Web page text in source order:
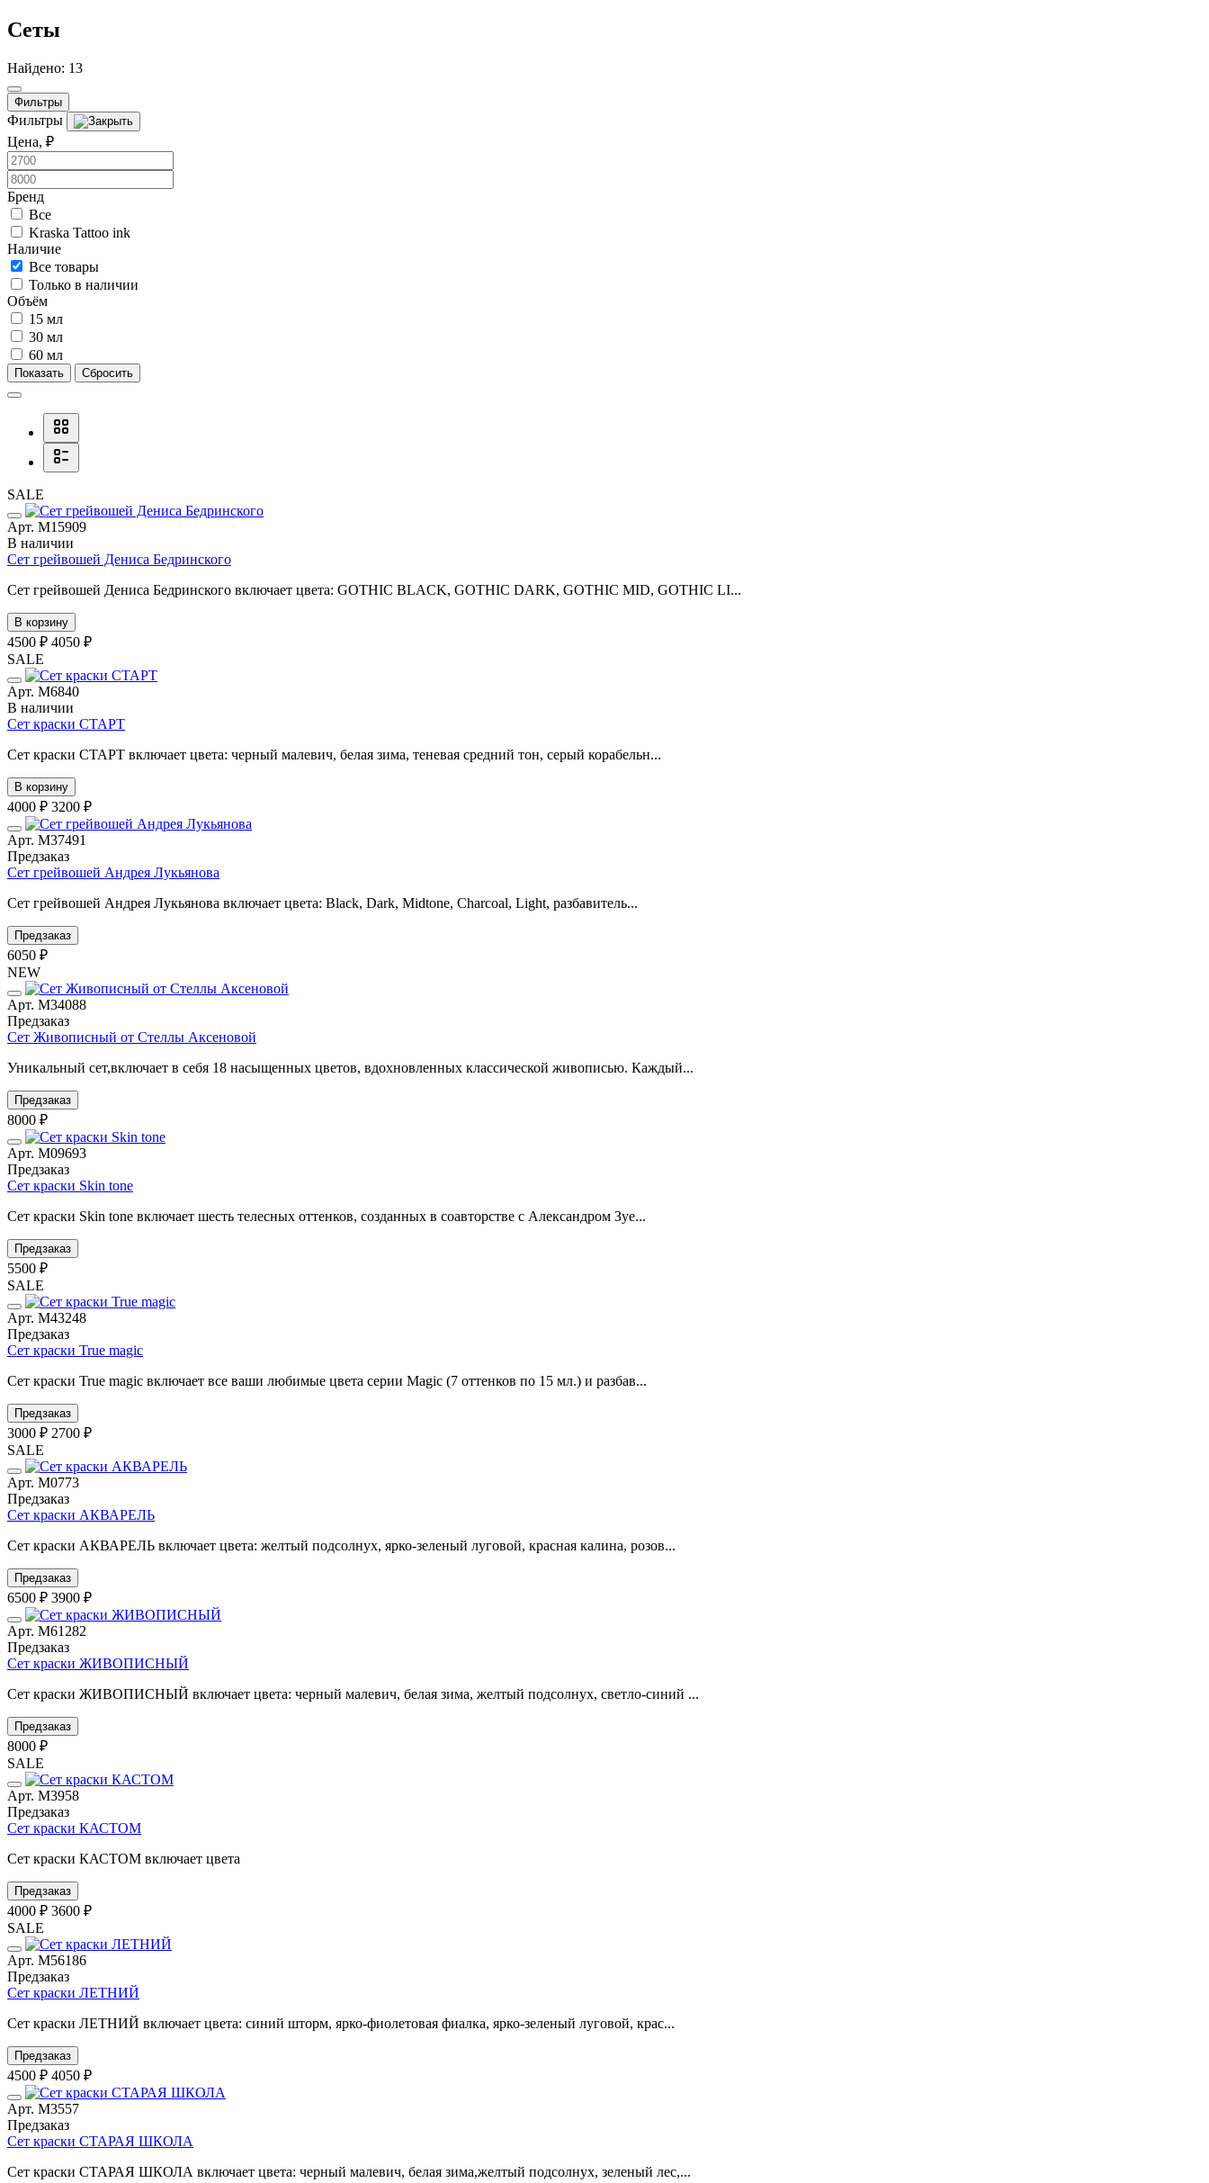
Сеты
Найдено: 13
Фильтры
Фильтры
Цена, ₽
Бренд
Все
Kraska Tattoo ink
Наличие
Все товары
Только в наличии
Объём
15 мл
30 мл
60 мл
Показать Сбросить
SALE
Арт. М15909
В наличии
Сет грейвошей Дениса Бедринского
Сет грейвошей Дениса Бедринского включает цвета: GOTHIC BLACK, GOTHIC DARK, GOTHIC MID, GOTHIC LI...
В корзину
4500 ₽ 4050 ₽
SALE
Арт. М6840
В наличии
Сет краски СТАРТ
Сет краски СТАРТ включает цвета: черный малевич, белая зима, теневая средний тон, серый корабельн...
В корзину
4000 ₽ 3200 ₽
Арт. М37491
Предзаказ
Сет грейвошей Андрея Лукьянова
Сет грейвошей Андрея Лукьянова включает цвета: Black, Dark, Midtone, Charcoal, Light, разбавитель...
Предзаказ
6050 ₽
NEW
Арт. М34088
Предзаказ
Сет Живописный от Стеллы Аксеновой
Уникальный сет,включает в себя 18 насыщенных цветов, вдохновленных классической живописью. Каждый...
Предзаказ
8000 ₽
Арт. М09693
Предзаказ
Сет краски Skin tone
Сет краски Skin tone включает шесть телесных оттенков, созданных в соавторстве с Александром Зуе...
Предзаказ
5500 ₽
SALE
Арт. М43248
Предзаказ
Сет краски True magic
Сет краски True magic включает все ваши любимые цвета серии Magic (7 оттенков по 15 мл.) и разбав...
Предзаказ
3000 ₽ 2700 ₽
SALE
Арт. М0773
Предзаказ
Сет краски АКВАРЕЛЬ
Сет краски АКВАРЕЛЬ включает цвета: желтый подсолнух, ярко-зеленый луговой, красная калина, розов...
Предзаказ
6500 ₽ 3900 ₽
Арт. М61282
Предзаказ
Сет краски ЖИВОПИСНЫЙ
Сет краски ЖИВОПИСНЫЙ включает цвета: черный малевич, белая зима, желтый подсолнух, светло-синий ...
Предзаказ
8000 ₽
SALE
Арт. М3958
Предзаказ
Сет краски КАСТОМ
Сет краски КАСТОМ включает цвета
Предзаказ
4000 ₽ 3600 ₽
SALE
Арт. М56186
Предзаказ
Сет краски ЛЕТНИЙ
Сет краски ЛЕТНИЙ включает цвета: синий шторм, ярко-фиолетовая фиалка, ярко-зеленый луговой, крас...
Предзаказ
4500 ₽ 4050 ₽
Арт. М3557
Предзаказ
Сет краски СТАРАЯ ШКОЛА
Сет краски СТАРАЯ ШКОЛА включает цвета: черный малевич, белая зима,желтый подсолнух, зеленый лес,...